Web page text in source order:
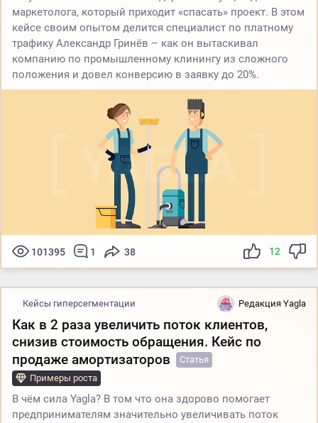
маркетолога, который приходит «спасать» проект. В этом
кейсе своим опытом делится специалист по платному
трафику Александр Гринёв – как он вытаскивал
компанию по промышленному клинингу из сложного
положения и довел конверсию в заявку до 20%.
101395 1 38 12
Кейсы гиперсегментации Редакция Yagla
Как в 2 раза увеличить поток клиентов,
снизив стоимость обращения. Кейс по
продаже амортизаторов
Статья
Примеры роста
В чём сила Yagla? В том что она здорово помогает
предпринимателям значительно увеличивать поток